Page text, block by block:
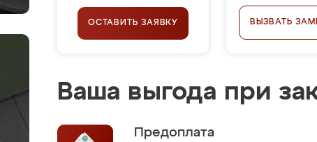
ОСТАВИТЬ ЗАЯВКУ ВЫЗВАТЬ
Ваша выгода при
Предоплата